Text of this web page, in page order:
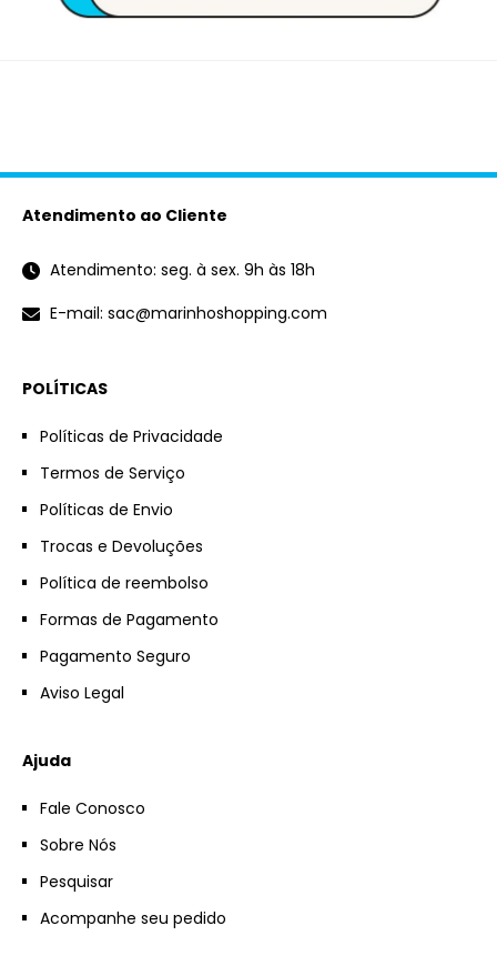
Atendimento ao Cliente
Atendimento: seg. à sex. 9h às 18h
E-mail: sac@marinhoshopping.com
POLÍTICAS
Políticas de Privacidade
Termos de Serviço
Políticas de Envio
Trocas e Devoluções
Política de reembolso
Formas de Pagamento
Pagamento Seguro
Aviso Legal
Ajuda
Fale Conosco
Sobre Nós
Pesquisar
Acompanhe seu pedido